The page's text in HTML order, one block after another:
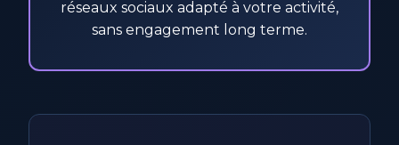
réseaux sociaux adapté à votre activité,
sans engagement long terme.